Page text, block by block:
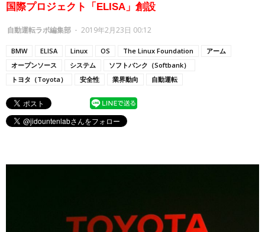
国際プロジェクト「ELISA」創設
自動運転ラボ編集部 - 2019年2月23日 00:12
BMW ELISA Linux OS The Linux Foundation
アーム
オープンソース
システム
ソフトバンク（Softbank）
トヨタ（Toyota）
安全性 業界動向 自動運転